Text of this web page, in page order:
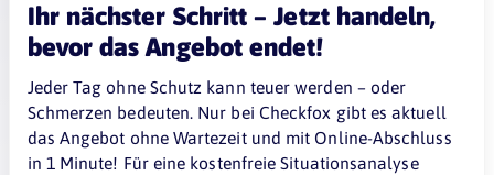
Ihr nächster Schritt – Jetzt handeln,
bevor das Angebot endet!
Jeder Tag ohne Schutz kann teuer werden – oder
Schmerzen bedeuten. Nur bei Checkfox gibt es aktuell
das Angebot ohne Wartezeit und mit Online-Abschluss
in 1 Minute! Für eine kostenfreie Situationsanalyse